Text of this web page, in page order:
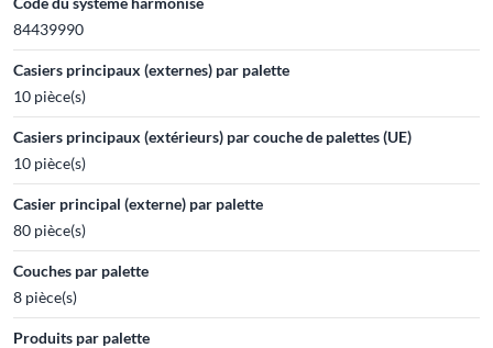
84439990
Casiers principaux (externes) par palette
10 pièce(s)
Casiers principaux (extérieurs) par couche de palettes (UE)
10 pièce(s)
Casier principal (externe) par palette
80 pièce(s)
Couches par palette
8 pièce(s)
Produits par palette